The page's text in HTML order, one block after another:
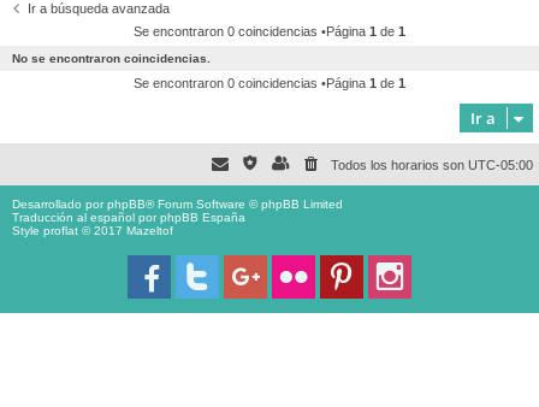
Ir a búsqueda avanzada
Se encontraron 0 coincidencias •Página 1 de 1
No se encontraron coincidencias.
Se encontraron 0 coincidencias •Página 1 de 1
Ir a
Todos los horarios son UTC-05:00
Desarrollado porphpBB® Forum Software © phpBB Limited
Traducción al español porphpBB España
Style proflat © 2017 Mazeltof